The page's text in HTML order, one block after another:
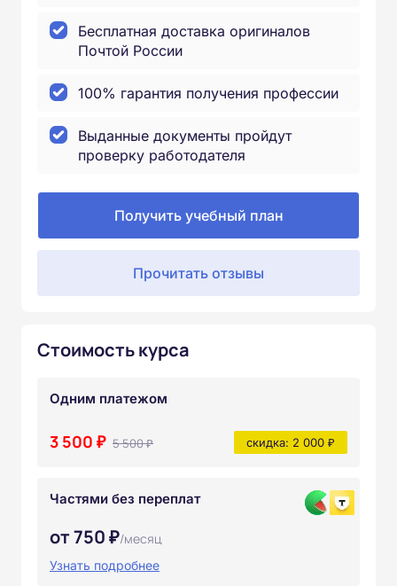
Бесплатная доставка оригиналов
Почтой России
100% гарантия получения профессии
Выданные документы пройдут
проверку работодателя
Получить учебный план
Прочитать отзывы
Стоимость курса
Одним платежом
3 500 ₽ 5 500 ₽ скидка: 2 000 ₽
Частями без переплат
от 750 ₽/месяц
Узнать подробнее